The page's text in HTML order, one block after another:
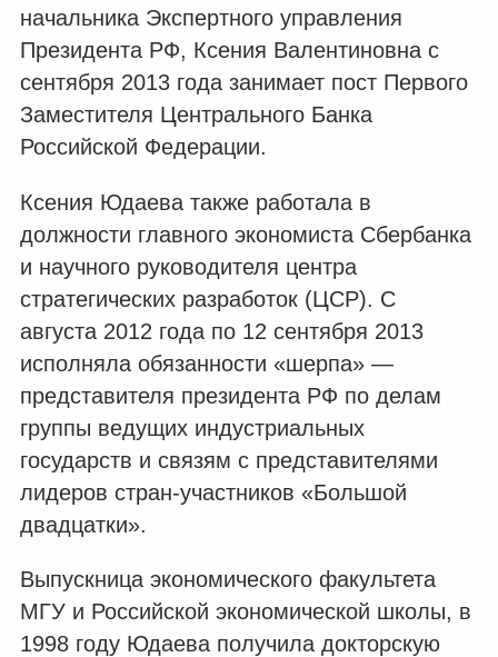
начальника Экспертного управления
Президента РФ, Ксения Валентиновна с
сентября 2013 года занимает пост Первого
Заместителя Центрального Банка
Российской Федерации.
Ксения Юдаева также работала в
должности главного экономиста Сбербанка
и научного руководителя центра
стратегических разработок (ЦСР). С
августа 2012 года по 12 сентября 2013
исполняла обязанности «шерпа» —
представителя президента РФ по делам
группы ведущих индустриальных
государств и связям с представителями
лидеров стран-участников «Большой
двадцатки».
Выпускница экономического факультета
МГУ и Российской экономической школы, в
1998 году Юдаева получила докторскую